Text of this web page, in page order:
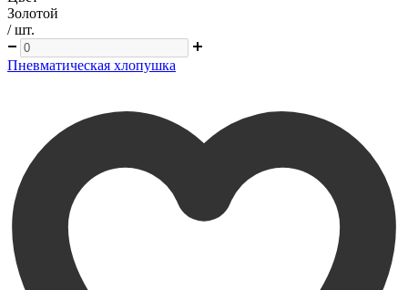
Золотой
/ шт.
Пневматическая хлопушка